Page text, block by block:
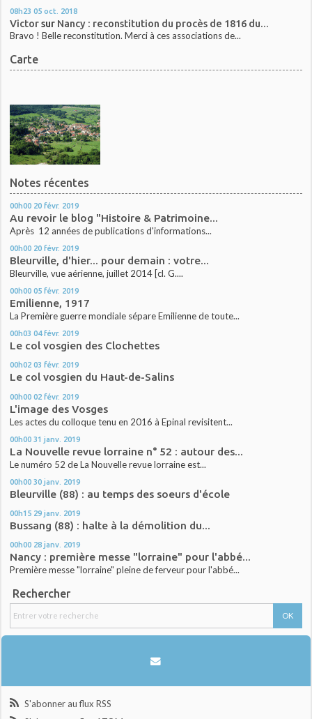
08h23 05 oct. 2018
Victorsur Nancy : reconstitution du procès de 1816 du...
Bravo ! Belle reconstitution. Merci à ces associations de...
Carte
Notes récentes
00h00 20 févr. 2019
Au revoir le blog "Histoire & Patrimoine...
Après 12 années de publications d'informations...
00h00 20 févr. 2019
Bleurville, d'hier... pour demain : votre...
Bleurville, vue aérienne, juillet 2014 [cl. G....
00h00 05 févr. 2019
Emilienne, 1917
La Première guerre mondiale sépare Emilienne de toute...
00h03 04 févr. 2019
Le col vosgien des Clochettes
00h02 03 févr. 2019
Le col vosgien du Haut-de-Salins
00h00 02 févr. 2019
L'image des Vosges
Les actes du colloque tenu en 2016 à Epinal revisitent...
00h00 31 janv. 2019
La Nouvelle revue lorraine n° 52 : autour des...
Le numéro 52 de La Nouvelle revue lorraine est...
00h00 30 janv. 2019
Bleurville (88) : au temps des soeurs d'école
00h15 29 janv. 2019
Bussang (88) : halte à la démolition du...
00h00 28 janv. 2019
Nancy : première messe "lorraine" pour l'abbé...
Première messe "lorraine" pleine de ferveur pour l'abbé...
Rechercher
S'abonner au flux RSS